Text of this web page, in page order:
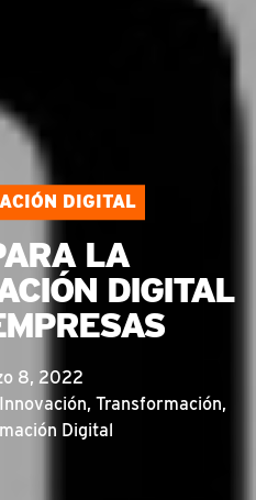
DIGITAL
LA
DIGITAL
8, 2022
Innovación, Transformación,
Digital